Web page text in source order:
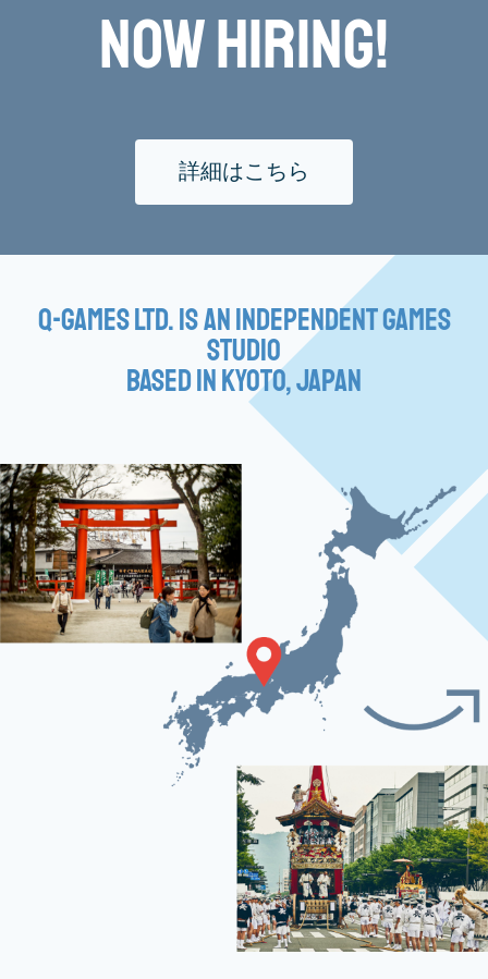
Now Hiring!
詳細はこちら
Q-Games Ltd. is an Independent Games
Studio
based in Kyoto, Japan